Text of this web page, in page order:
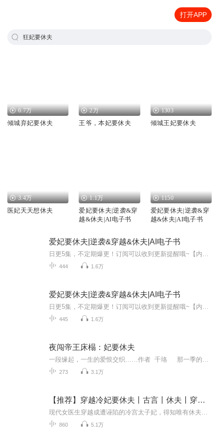
打开APP
狂妃要休夫
6.7万
倾城弃妃要休夫
2万
王爷，本妃要休夫
1303
倾城王妃要休夫
3.4万
医妃天天想休夫
1.1万
爱妃要休夫|逆袭&穿
越&休夫|AI电子书
1150
爱妃要休夫|逆袭&穿
越&休夫|AI电子书
爱妃要休夫|逆袭&穿越&休夫|AI电子书
444 1.6万
爱妃要休夫|逆袭&穿越&休夫|AI电子书
445 1.6万
夜闯帝王床榻：妃要休夫
273 3.1万
【推荐】穿越冷妃要休夫丨古言丨休夫丨穿越丨女频
860 5.1万